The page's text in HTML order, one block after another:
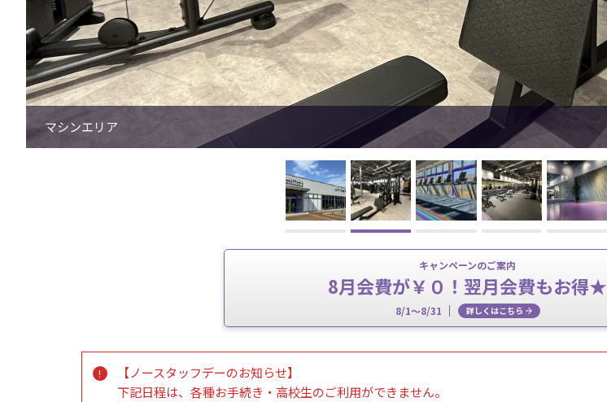
有酸素マシン
キャンペーンのご案内
8月会費が￥０！翌月会費もお得★
8/1～8/31 詳しくはこちら
【ノースタッフデーのお知らせ】
下記日程は、各種お手続き・高校生のご利用ができません。